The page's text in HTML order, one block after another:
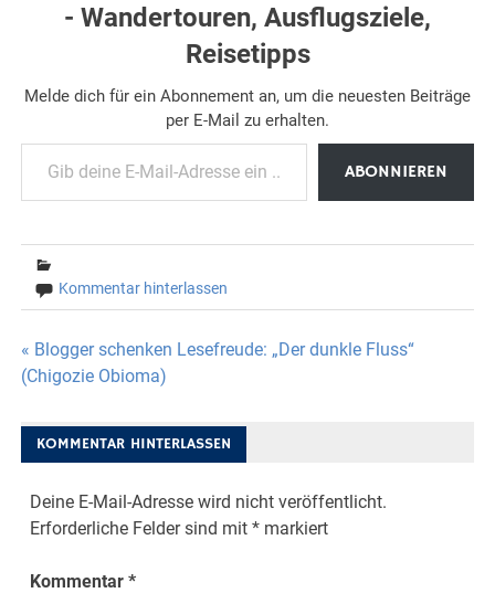
- Wandertouren, Ausflugsziele,
Reisetipps
Melde dich für ein Abonnement an, um die neuesten Beiträge
per E-Mail zu erhalten.
Gib deine E-Mail-Adresse ein ...
ABONNIEREN
Kommentar hinterlassen
Beitragsnavigation
« Blogger schenken Lesefreude: „Der dunkle Fluss“
(Chigozie Obioma)
KOMMENTAR HINTERLASSEN
Deine E-Mail-Adresse wird nicht veröffentlicht.
Erforderliche Felder sind mit* markiert
Kommentar*